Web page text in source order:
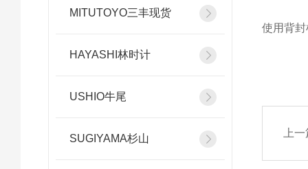
MITUTOYO三丰现货
HAYASHI林时计
USHIO牛尾
SUGIYAMA杉山
使用背
上